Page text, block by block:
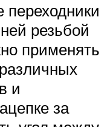
переходники
резьбой
применять
и
за